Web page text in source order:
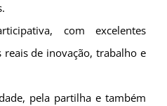
com excelentes
de inovação, trabalho e
pela partilha e também